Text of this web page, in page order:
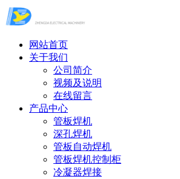
网站首页
关于我们
公司简介
视频及说明
在线留言
产品中心
管板焊机
深孔焊机
管板自动焊机
管板焊机控制柜
冷凝器焊接